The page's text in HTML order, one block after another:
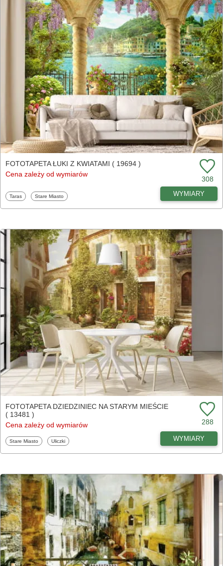
FOTOTAPETA ŁUKI Z KWIATAMI ( 19694 )
Cena zależy od wymiarów
308
Fototapety
Taras Fototapety
Stare Miasto WYMIARY
FOTOTAPETA DZIEDZINIEC NA STARYM MIEŚCIE
( 13481 )
Cena zależy od wymiarów
288
Fototapety
Stare Miasto Fototapety
Uliczki WYMIARY